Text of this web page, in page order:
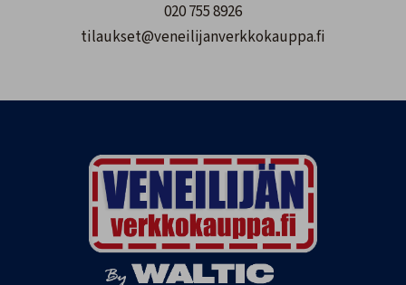
020 755 8926
tilaukset@veneilijanverkkokauppa.fi